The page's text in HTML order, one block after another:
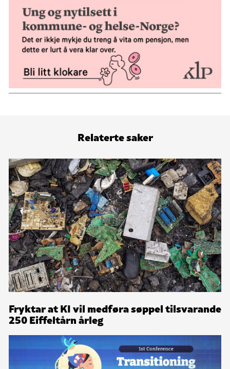
Relaterte saker
Fryktar at KI vil medføra søppel tilsvarande
250 Eiffeltårn årleg